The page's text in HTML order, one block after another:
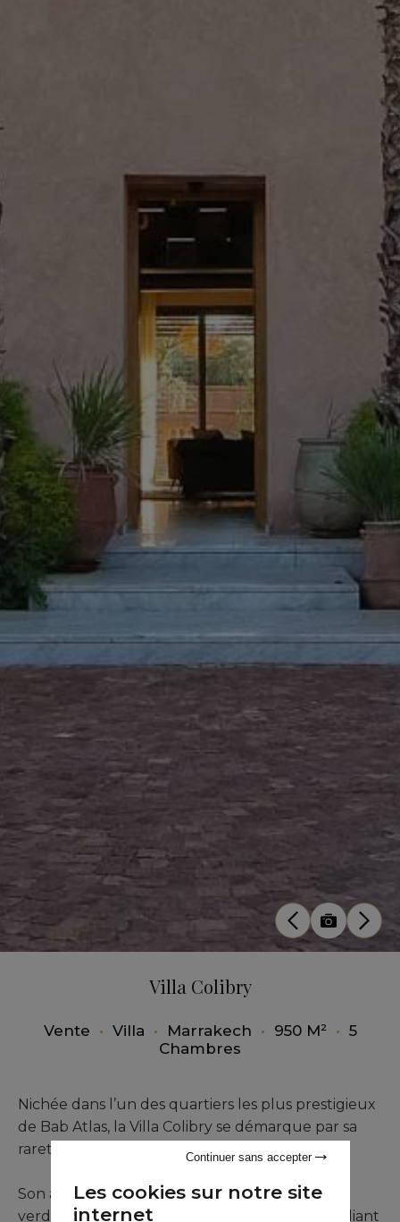
Villa Colibry
Vente • Villa • Marrakech • 950 M² • 5
Chambres
Nichée dans l’un des quartiers les plus prestigieux
de Bab Atlas, la Villa Colibry se démarque par sa
rareté et son élégance.
Son architecture imposante et ses extérieurs
verdoyants créent une atmosphère sereine, alliant
Acheter Villa 11 pièces 1300 m² Marrakech
Les cookies sur notre site
internet
Continuer sans accepter